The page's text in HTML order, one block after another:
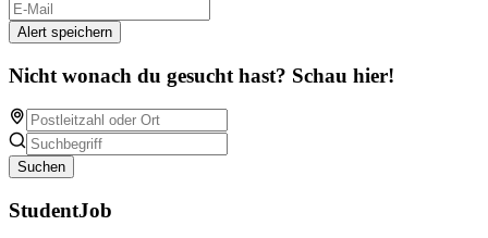
Alert speichern
Nicht wonach du gesucht hast? Schau hier!
Suchen
StudentJob